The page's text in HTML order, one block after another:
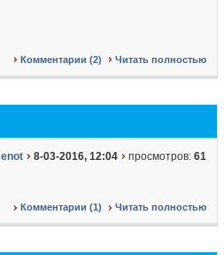
Комментарии (2) Читать полностью
enot 8-03-2016, 12:04 просмотров: 61
Комментарии (1) Читать полностью